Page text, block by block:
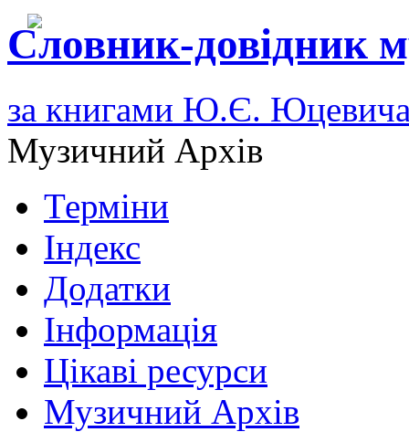
Словник-довідник
за книгами Ю.Є.
Музичний Архів
Терміни
Індекс
Додатки
Інформація
Цікаві ресурси
Музичний Архів